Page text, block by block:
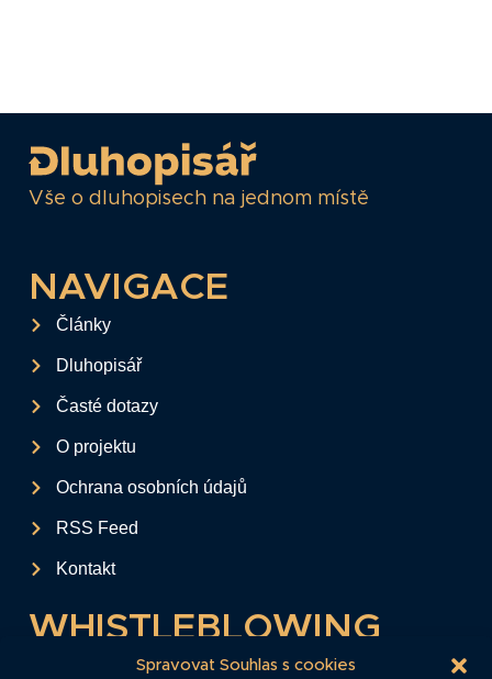
Spravovat Souhlas s cookies
Vše o dluhopisech na jednom místě
NAVIGACE
Články
Dluhopisář
Časté dotazy
O projektu
Ochrana osobních údajů
RSS Feed
Kontakt
WHISTLEBLOWING
Tento formulář slouží k anonymnímu zaslání